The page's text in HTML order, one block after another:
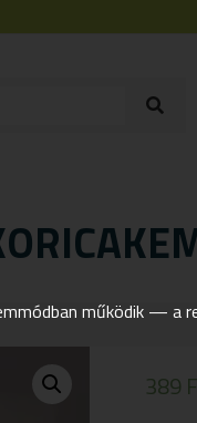
389
működik — a